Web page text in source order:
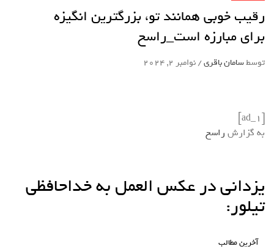
رقیب خوبی همانند تو، بزرگترین انگیزه
برای مبارزه است_راسخ
توسطسامان باقری/نوامبر 2, 2024
[ad_1]
به گزارش راسخ
یزدانی در عکس العمل به خداحافظی
تیلور:
آخرین مطالب